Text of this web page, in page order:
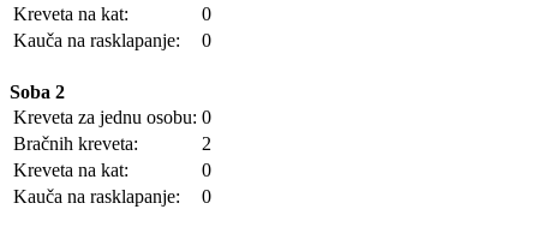
Kreveta na kat:
0
Kauča na rasklapanje:
0
Soba 2
Kreveta za jednu osobu: 0
Bračnih kreveta:
2
Kreveta na kat:
0
Kauča na rasklapanje:
0